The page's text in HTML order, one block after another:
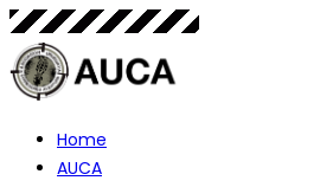
Home
AUCA